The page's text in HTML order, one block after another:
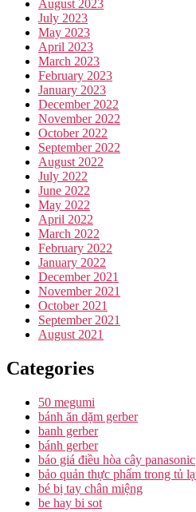
August 2023
July 2023
May 2023
April 2023
March 2023
February 2023
January 2023
December 2022
November 2022
October 2022
September 2022
August 2022
July 2022
June 2022
May 2022
April 2022
March 2022
February 2022
January 2022
December 2021
November 2021
October 2021
September 2021
August 2021
Categories
50 megumi
bánh ăn dặm gerber
banh gerber
bánh gerber
báo giá điều hòa cây panasonic
bảo quản thực phẩm trong tủ
bé bị tay chân miệng
be hay bi sot